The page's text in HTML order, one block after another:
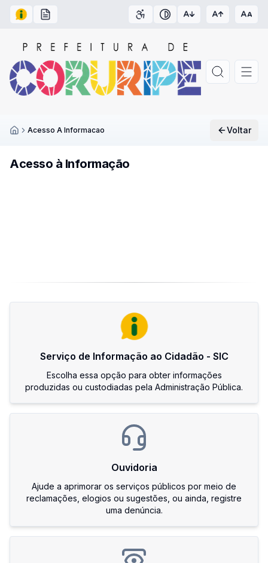
Acesso à Informação
Carta de Serviços Acessibilidade
Contraste
Acesso A Informacao Voltar
Acesso à Informação
Serviço de Informação ao Cidadão - SIC
Escolha essa opção para obter informações
produzidas ou custodiadas pela Administração Pública.
Ouvidoria
Ajude a aprimorar os serviços públicos por meio de
reclamações, elogios ou sugestões, ou ainda, registre
uma denúncia.